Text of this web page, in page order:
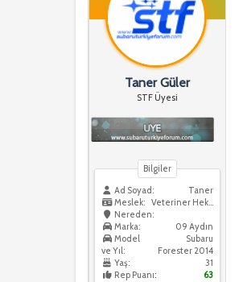
Taner Güler
STF Üyesi
Bilgiler
Ad Soyad:
Taner
Meslek: Veteriner Hekim
Nereden:
09 Aydın
Marka:
Subaru
Model
ve Yıl:
Forester 2014
Yaş:
31
Rep Puanı:
63